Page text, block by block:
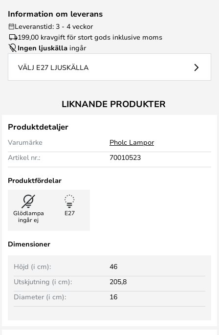
Information om leverans
Leveranstid: 3 - 4 veckor
199,00 kravgift för stort gods inklusive moms
Ingen ljuskälla ingår
VÄLJ E27 LJUSKÄLLA
LIKNANDE PRODUKTER
Produktdetaljer
Varumärke
Pholc Lampor
Artikel nr.:
70010523
Produktfördelar
Glödlampa
ingår ej
E27
Dimensioner
Höjd (i cm):
46
Utskjutning (i cm):
205,8
Diameter (i cm):
16